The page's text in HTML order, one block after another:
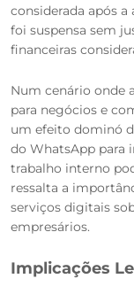
considerada após
foi suspensa sem
financeiras
Num cenário onde
para negócios e
um efeito dominó
do WhatsApp para
trabalho interno
ressalta a
serviços digitais
empresários.
Implicações